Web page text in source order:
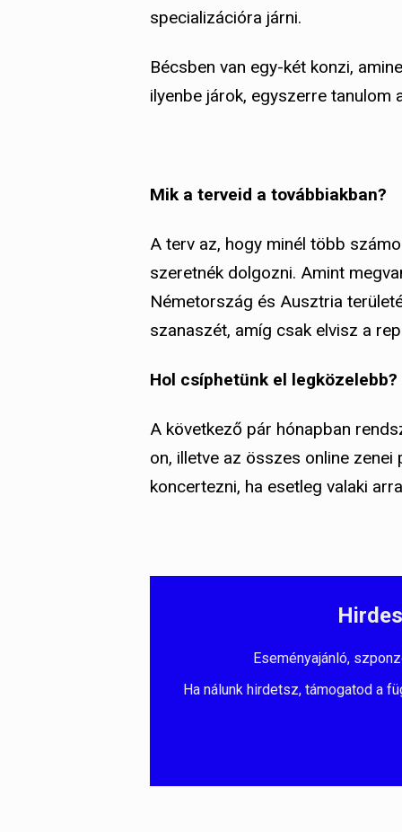
specializációra járni.
Bécsben van egy-két konzi,
ilyenbe járok, egyszerre tanulom
Mik a terveid a továbbiakban?
A terv az, hogy minél több
szeretnék dolgozni. Amint
Németország és Ausztria
szanaszét, amíg csak elvisz a
Hol csíphetünk el legközelebb?
A következő pár hónapban
on, illetve az összes online zenei
koncertezni, ha esetleg valaki
Eseményajánló,
Ha nálunk hirdetsz, támogatod a